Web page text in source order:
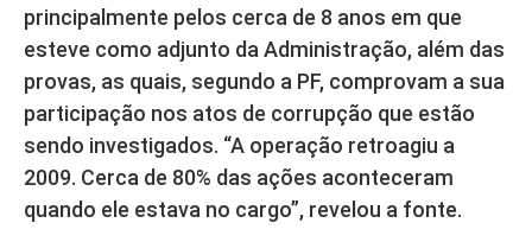
principalmente pelos cerca de 8 anos em que
esteve como adjunto da Administração, além das
provas, as quais, segundo a PF, comprovam a sua
participação nos atos de corrupção que estão
sendo investigados. “A operação retroagiu a
2009. Cerca de 80% das ações aconteceram
quando ele estava no cargo”, revelou a fonte.